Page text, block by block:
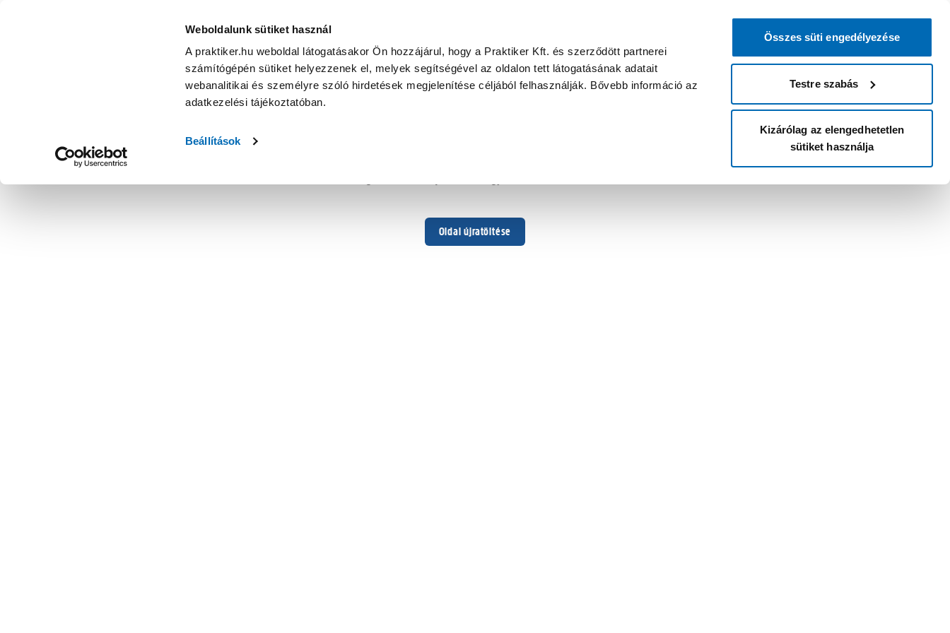
Weboldalunk sütiket használ
A praktiker.hu weboldal látogatásakor Ön hozzájárul, hogy a Praktiker Kft. és szerződött partnerei
számítógépén sütiket helyezzenek el, melyek segítségével az oldalon tett látogatásának adatait
webanalitikai és személyre szóló hirdetések megjelenítése céljából felhasználják. Bővebb információ az
adatkezelési tájékoztatóban.
Beállítások
Összes süti engedélyezése
Testre szabás
Kizárólag az elengedhetetlen
sütiket használja
Oldal újratöltése